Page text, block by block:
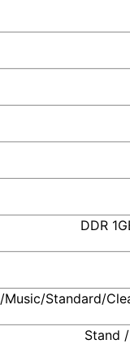
DDR
Music/Standard/
Stand